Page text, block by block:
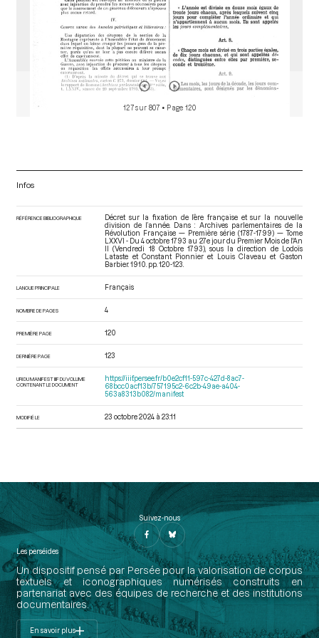
127 sur 807 • Page 120
Infos
RÉFÉRENCE BIBLIOGRAPHIQUE
Décret sur la fixation de l’ère française et sur la nouvelle
division de l’année. Dans : Archives parlementaires de la
Révolution Française — Première série (1787-1799) — Tome
LXXVI - Du 4 octobre 1793 au 27e jour du Premier Mois de l'An
II (Vendredi 18 Octobre 1793), sous la direction de Lodoïs
Lataste et Constant Pionnier et Louis Claveau et Gaston
Barbier. 1910. pp. 120-123.
LANGUE PRINCIPALE Français
NOMBRE DE PAGES 4
PREMIÈRE PAGE 120
DERNIÈRE PAGE 123
URI DU MANIFEST IIIF DU VOLUME
CONTENANT LE DOCUMENT
https://iiif.persee.fr/b0e2cf11-597c-427d-8ac7-
68bcc0acf13b/757195c2-6c2b-49ae-a404-
563a8313b082/manifest
MODIFIÉ LE 23 octobre 2024 à 23:11
Suivez-nous
Les perséides
Un dispositif pensé par Persée pour la valorisation de corpus
textuels et iconographiques numérisés construits en
partenariat avec des équipes de recherche et des institutions
documentaires.
En savoir plus